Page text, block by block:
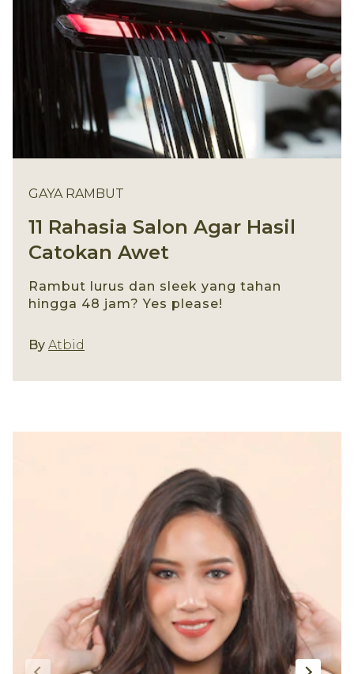
GAYA RAMBUT
11 Rahasia Salon Agar Hasil
Catokan Awet
Rambut lurus dan sleek yang tahan
hingga 48 jam? Yes please!
By Atbid